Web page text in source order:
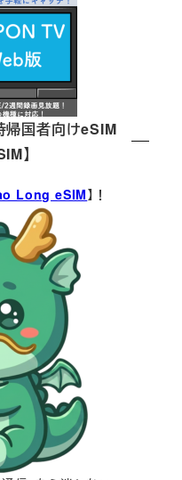
帰国者向けeSIM
】
Long eSIM】！